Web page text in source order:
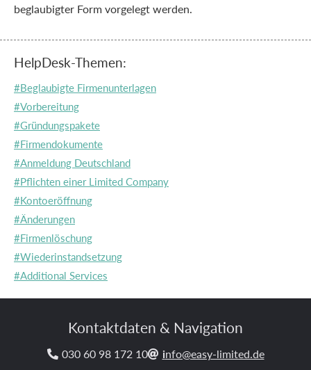
beglaubigter Form vorgelegt werden.
HelpDesk-Themen:
#Beglaubigte Firmenunterlagen
#Vorbereitung
#Gründungspakete
#Firmendokumente
#Anmeldung Deutschland
#Pflichten einer Limited Company
#Kontoeröffnung
#Änderungen
#Firmenlöschung
#Wiederinstandsetzung
#Additional Services
Kontaktdaten & Navigation
 030 60 98 172 10 info@easy-limited.de